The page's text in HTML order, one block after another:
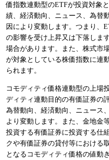
価指数連動型のETFが投資対象
績、経済動向、ニュース、為替
因により変動します。つまり、
の影響を受け上昇又は下落しま
場合があります。また、株式市
が対象としている株価指数に連
られます。
コモディティ価格連動型の上場
ディティ連動目的の有価証券の
為替動向、経済動向、ニュース
より変動します。また、金地金
投資する有価証券に投資する仕
クや有価証券の貸付等における
となるコモディティ価格の値動